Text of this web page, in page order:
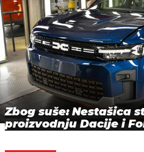
Zbog suše: Nestašica
proizvodnju Dacije i